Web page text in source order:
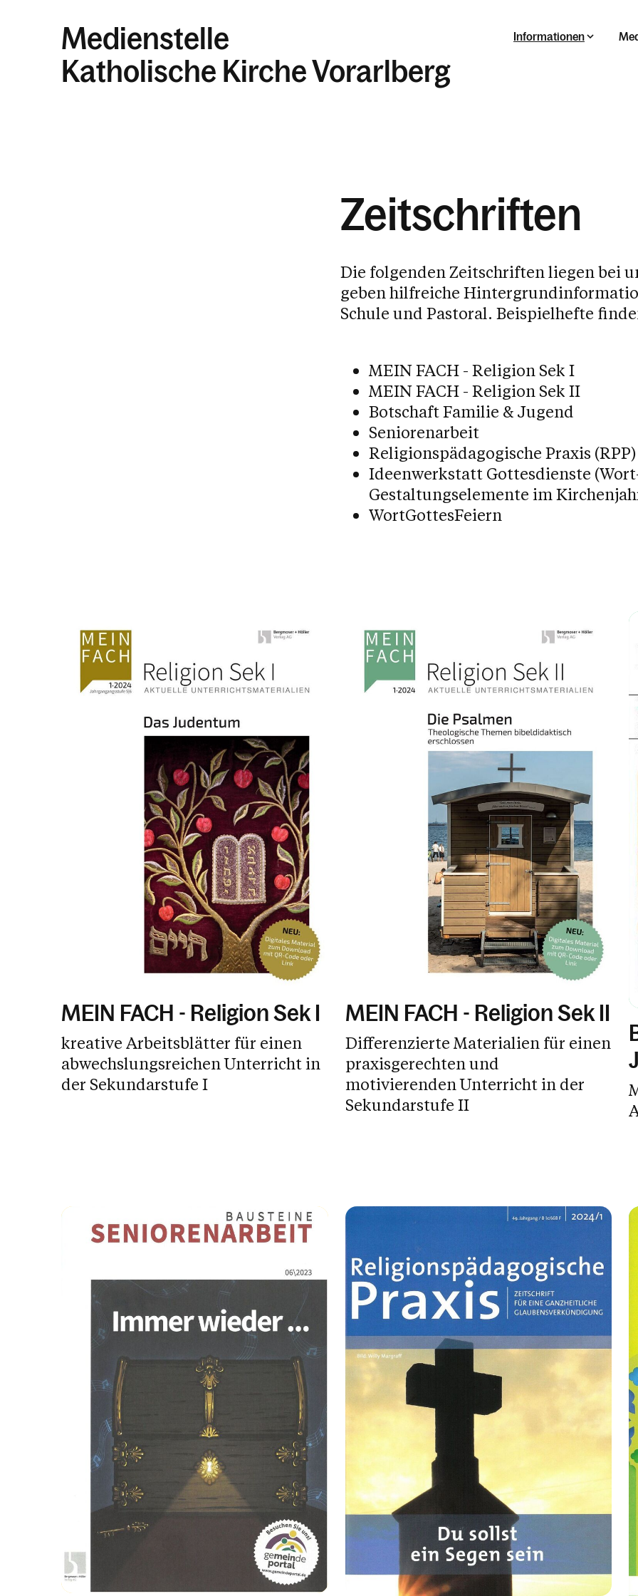
Medienstelle
Katholische Kirche Vorarlberg
Informationen
Zeitschriften
Die folgenden Zeitschriften liegen bei
geben hilfreiche
Schule und Pastoral. Beispielhefte
MEIN FACH - Religion Sek I
MEIN FACH - Religion Sek II
Botschaft Familie & Jugend
Seniorenarbeit
Religionspädagogische Praxis (RPP)
Ideenwerkstatt Gottesdienste
Gestaltungselemente im
WortGottesFeiern
MEIN FACH - Religion Sek I
kreative Arbeitsblätter für einen
abwechslungsreichen Unterricht in
der Sekundarstufe I
MEIN FACH - Religion Sek II
Differenzierte Materialien für einen
praxisgerechten und
motivierenden Unterricht in der
Sekundarstufe II